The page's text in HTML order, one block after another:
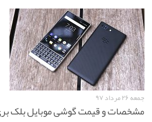
جمعه ۲۶ مرداد ۹۷
مشخصات و قیمت گوشی موبایل بلک بری Key2